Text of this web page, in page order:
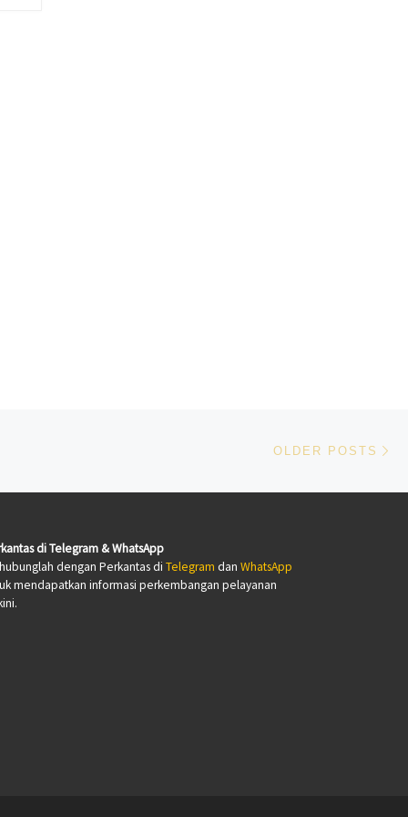
OLDER POSTS
di Telegram & WhatsApp
dengan Perkantas di Telegram dan WhatsApp
mendapatkan informasi perkembangan pelayanan